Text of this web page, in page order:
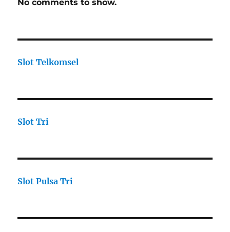
No comments to show.
Slot Telkomsel
Slot Tri
Slot Pulsa Tri